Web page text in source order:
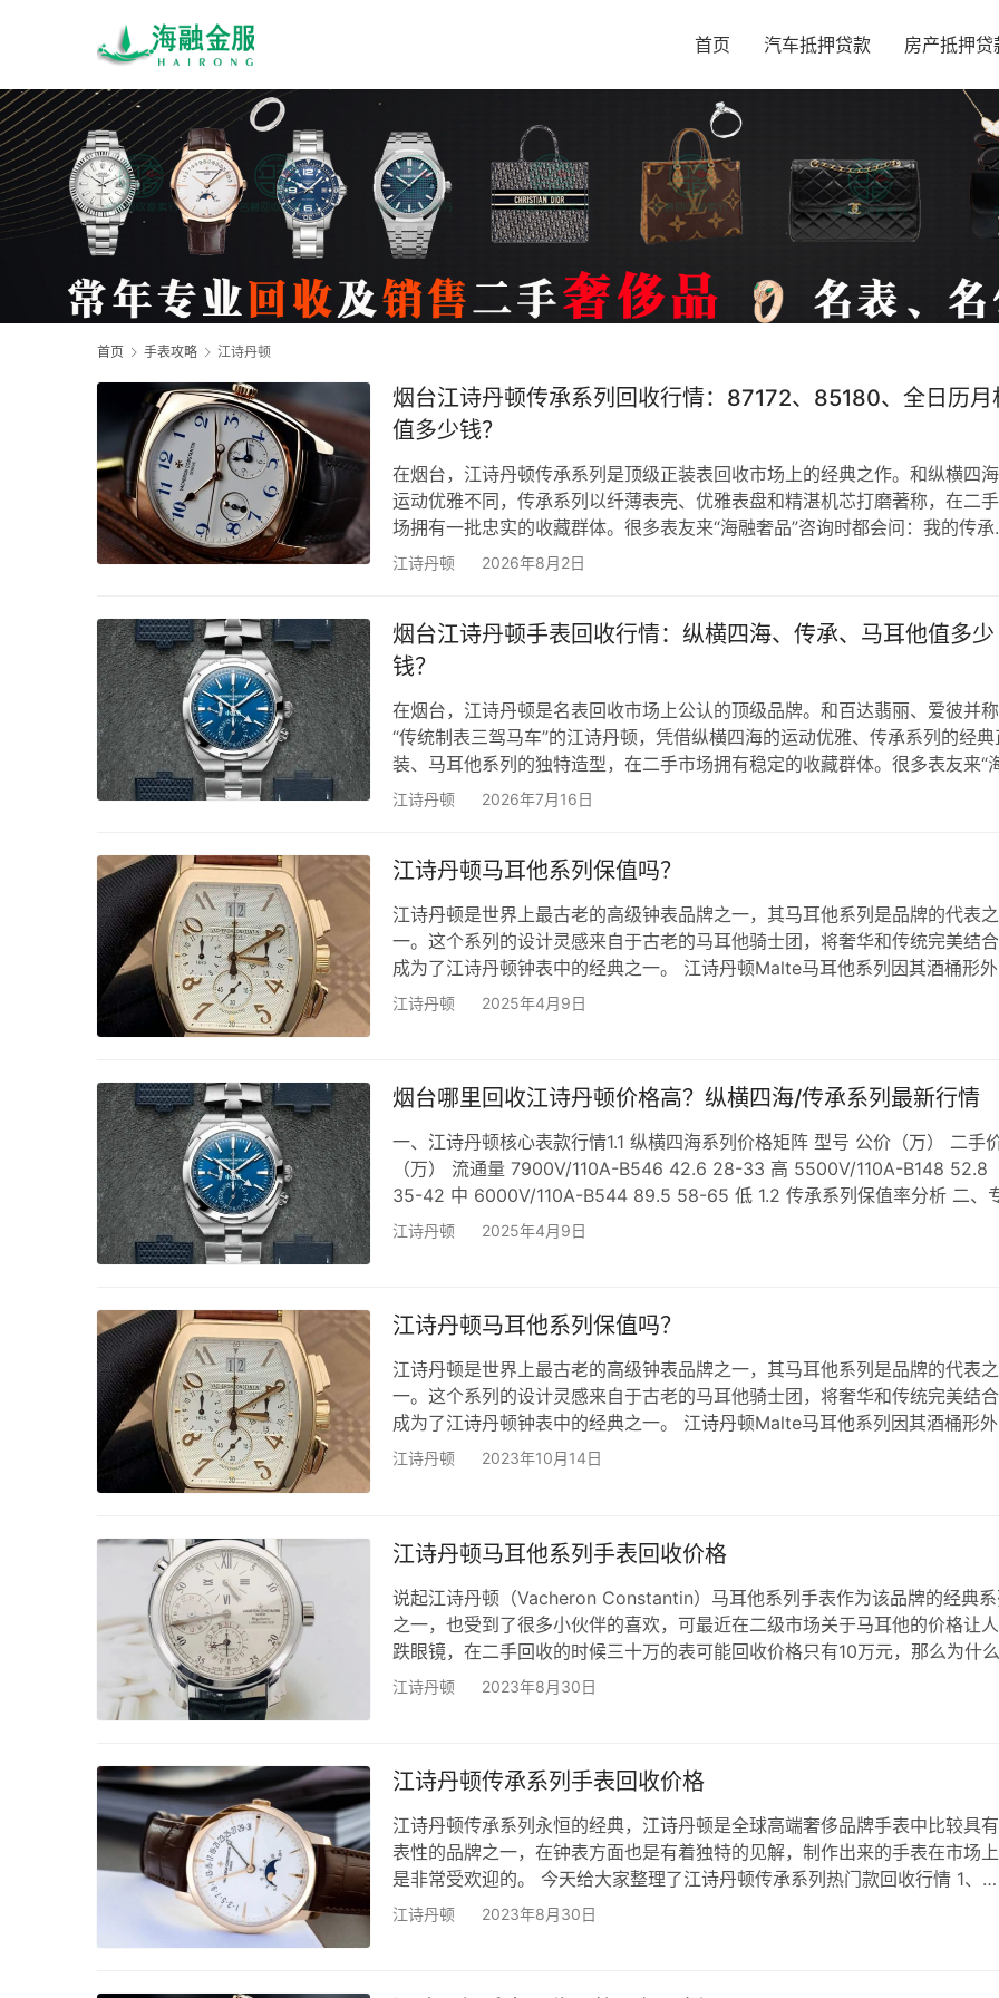
首页 汽车抵押贷款 房产抵押贷
首页 手表攻略 江诗丹顿
烟台江诗丹顿传承系列回收行情：87172、85180、全日历月
值多少钱？
在烟台，江诗丹顿传承系列是顶级正装表回收市场上的经典之作。和纵横四
运动优雅不同，传承系列以纤薄表壳、优雅表盘和精湛机芯打磨著称，在二
场拥有一批忠实的收藏群体。很多表友来“海融奢品”咨询时都会问：我的传承
列现在还值多少钱？小三针和大三针哪个更保值？复杂款回收价能高多少？
键因素，以及怎么操作最划算，一次讲清楚。 一、传承系列回收行情：从基
江诗丹顿 2026年8月2日
烟台江诗丹顿手表回收行情：纵横四海、传承、马耳他值多少
钱？
在烟台，江诗丹顿是名表回收市场上公认的顶级品牌。和百达翡丽、爱彼并称
“传统制表三驾马车”的江诗丹顿，凭借纵横四海的运动优雅、传承系列的经典
装、马耳他系列的独特造型，在二手市场拥有稳定的收藏群体。很多表友来“
融奢品”咨询时都会问：我的江诗丹顿现在行情怎么样？回收能卖多少？抵押
诗丹顿三大热门系列，现在行情怎么样？纵横四海系列——江诗丹顿的流通
江诗丹顿 2026年7月16日
江诗丹顿马耳他系列保值吗？
江诗丹顿是世界上最古老的高级钟表品牌之一，其马耳他系列是品牌的代表之
一。这个系列的设计灵感来自于古老的马耳他骑士团，将奢华和传统完美结
成为了江诗丹顿钟表中的经典之一。 江诗丹顿Malte马耳他系列因其酒桶形
而著称，并应用了各种广载盛誉的复杂功能和技术；包括多款调速器、陀飞
收…
江诗丹顿 2025年4月9日
烟台哪里回收江诗丹顿价格高？纵横四海/传承系列最新行情
一、江诗丹顿核心表款行情1.1 纵横四海系列价格矩阵 型号 公价（万） 二手
（万） 流通量 7900V/110A-B546 42.6 28-33 高 5500V/110A-B148 52.8
35-42 中 6000V/110A-B544 89.5 58-65 低 1.2 传承系列保值率分析 二、
业谈判技巧 3.1 报价博弈策略 3.2 合同审核要点 三、增值服务指南 4.1 表款
江诗丹顿 2025年4月9日
江诗丹顿马耳他系列保值吗？
江诗丹顿是世界上最古老的高级钟表品牌之一，其马耳他系列是品牌的代表之
一。这个系列的设计灵感来自于古老的马耳他骑士团，将奢华和传统完美结
成为了江诗丹顿钟表中的经典之一。 江诗丹顿Malte马耳他系列因其酒桶形
而著称，并应用了各种广载盛誉的复杂功能和技术；包括多款调速器、陀飞
收…
江诗丹顿 2023年10月14日
江诗丹顿马耳他系列手表回收价格
说起江诗丹顿（Vacheron Constantin）马耳他系列手表作为该品牌的经典
之一，也受到了很多小伙伴的喜欢，可最近在二级市场关于马耳他的价格让
跌眼镜，在二手回收的时候三十万的表可能回收价格只有10万元，那么为什
马耳他这款表回收价格如此不保值呢？ 马耳他系列手表的回收价格是由多个
江诗丹顿 2023年8月30日
江诗丹顿传承系列手表回收价格
江诗丹顿传承系列永恒的经典，江诗丹顿是全球高端奢侈品牌手表中比较具
表性的品牌之一，在钟表方面也是有着独特的见解，制作出来的手表在市场
是非常受欢迎的。 今天给大家整理了江诗丹顿传承系列热门款回收行情 1、
43175/000R-96872、82172/000R-93823、1110U/000R-B0854、
江诗丹顿 2023年8月30日